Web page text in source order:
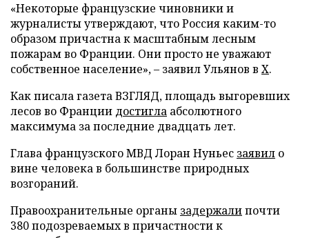
«Некоторые французские чиновники и
журналисты утверждают, что Россия каким-то
образом причастна к масштабным лесным
пожарам во Франции. Они просто не уважают
собственное население», – заявил Ульянов в X.
Как писала газета ВЗГЛЯД, площадь выгоревших
лесов во Франции достигла абсолютного
максимума за последние двадцать лет.
Глава французского МВД Лоран Нуньес заявил о
вине человека в большинстве природных
возгораний.
Правоохранительные органы задержалипочти
380 подозреваемых в причастности к